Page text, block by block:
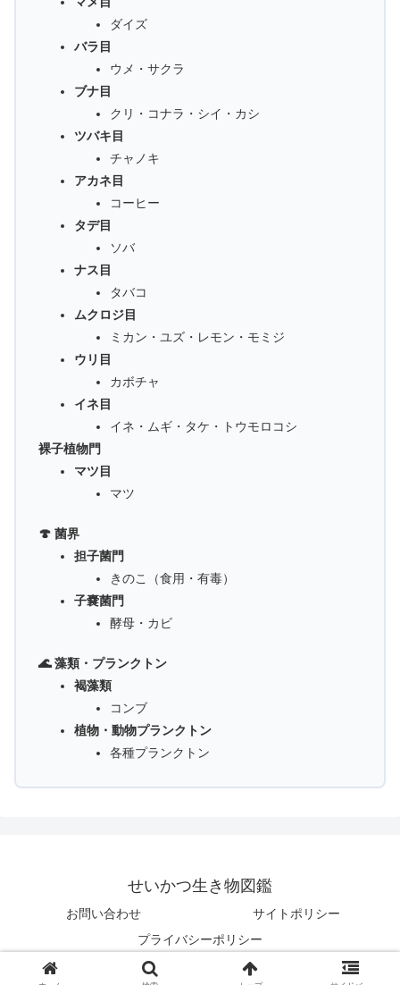
ダイズ
バラ目
ウメ・サクラ
ブナ目
クリ・コナラ・シイ・カシ
ツバキ目
チャノキ
アカネ目
コーヒー
タデ目
ソバ
ナス目
タバコ
ムクロジ目
ミカン・ユズ・レモン・モミジ
ウリ目
カボチャ
イネ目
イネ・ムギ・タケ・トウモロコシ
裸子植物門
マツ目
マツ
🍄 菌界
担子菌門
きのこ（食用・有毒）
子嚢菌門
酵母・カビ
🌊 藻類・プランクトン
褐藻類
コンブ
植物・動物プランクトン
各種プランクトン
せいかつ生き物図鑑
お問い合わせ
サイトポリシー
プライバシーポリシー
© 2025 せいかつ生き物図鑑.